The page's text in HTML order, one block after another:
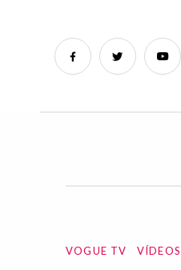
VOGUE TV VÍDEOS